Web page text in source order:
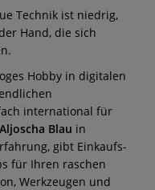
Technik ist niedrig,
Hand, die sich
Hobby in digitalen
international für
Aljoscha Blau in
gibt Einkaufs-
für Ihren raschen
Werkzeugen und